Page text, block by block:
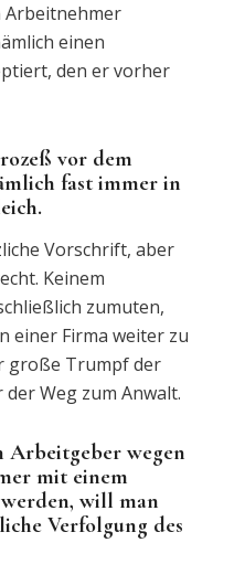
Arbeitnehmer
einen
den er vorher
vor dem
fast immer in
Vorschrift, aber
Keinem
zumuten,
einer Firma weiter zu
große Trumpf der
Weg zum Anwalt.
Arbeitgeber wegen
mit einem
will man
Verfolgung des